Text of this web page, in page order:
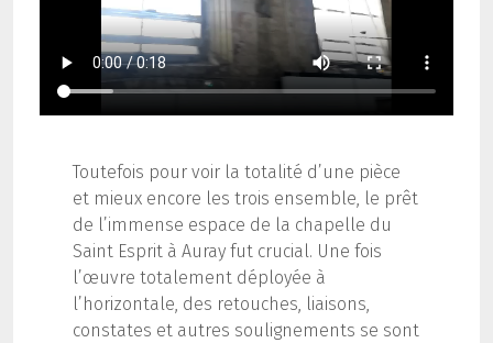
Toutefois pour voir la totalité d’une pièce
et mieux encore les trois ensemble, le prêt
de l’immense espace de la chapelle du
Saint Esprit à Auray fut crucial. Une fois
l’œuvre totalement déployée à
l’horizontale, des retouches, liaisons,
constates et autres soulignements se sont